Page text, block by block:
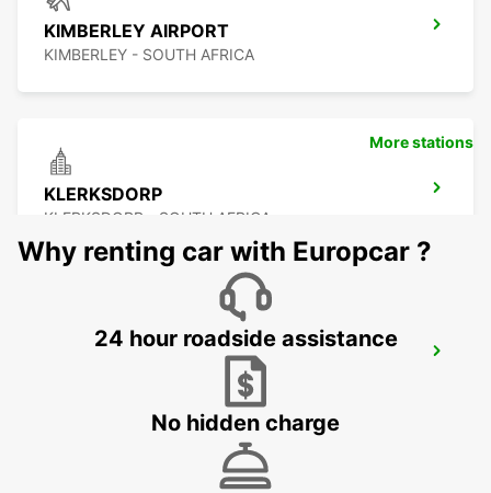
KIMBERLEY AIRPORT
KIMBERLEY - SOUTH AFRICA
KLERKSDORP
KLERKSDORP - SOUTH AFRICA
POTCHEFSTROOM - SOUTH AFRICA
More stations
Why renting car with Europcar ?
24 hour roadside assistance
No hidden charge